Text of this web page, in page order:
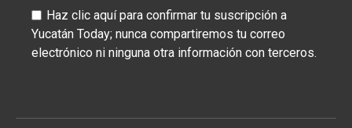
Haz clic aquí para confirmar tu suscripción a
Yucatán Today; nunca compartiremos tu correo
electrónico ni ninguna otra información con terceros.